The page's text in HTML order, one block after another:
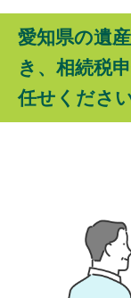
愛知県の遺
き、相続税
任せくださ